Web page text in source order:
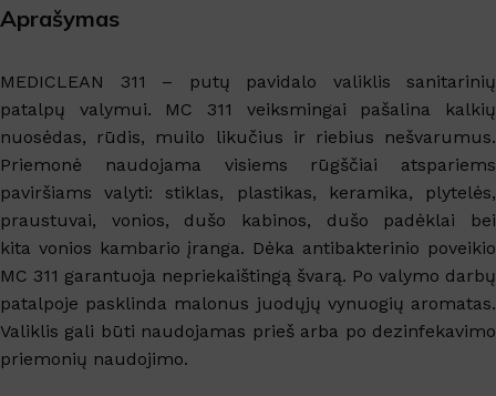
Aprašymas
MEDICLEAN 311 – putų pavidalo valiklis sanitarinių
patalpų valymui. MC 311 veiksmingai pašalina kalkių
nuosėdas, rūdis, muilo likučius ir riebius nešvarumus.
Priemonė naudojama visiems rūgščiai atspariems
paviršiams valyti: stiklas, plastikas, keramika, plytelės,
praustuvai, vonios, dušo kabinos, dušo padėklai bei
kita vonios kambario įranga. Dėka antibakterinio poveikio
MC 311 garantuoja nepriekaištingą švarą. Po valymo darbų
patalpoje pasklinda malonus juodųjų vynuogių aromatas.
Valiklis gali būti naudojamas prieš arba po dezinfekavimo
priemonių naudojimo.